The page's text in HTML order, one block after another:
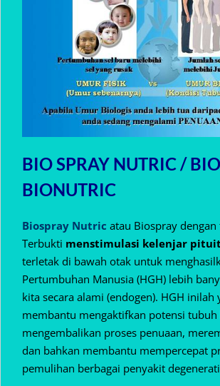
BIO SPRAY NUTRIC /
BIONUTRIC
Biospray Nutric atau Biospray
Terbukti menstimulasi kelenjar
terletak di bawah otak untuk
Pertumbuhan Manusia (HGH) lebih
kita secara alami (endogen). HGH inilah
membantu mengaktifkan potensi tubuh
mengembalikan proses penuaan,
dan bahkan membantu mempercepat
pemulihan berbagai penyakit